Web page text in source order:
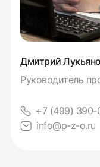
Дмитрий
Руководитель
+7 (499) 390-
info@p-z-o.ru